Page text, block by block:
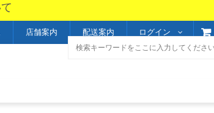
ログイン
店舗案内 配送案内